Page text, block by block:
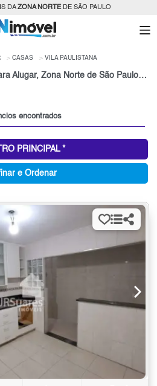
DAZONA NORTEDE SÃO PAULO
CASAS VILA PAULISTANA
Casas na Vila Paulistana para Alugar, Zona Norte de São Paulo, SP
encontrados
PRINCIPAL *
e Ordenar